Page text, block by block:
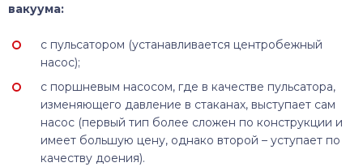
вакуума:
с пульсатором (устанавливается центробежный
насос);
с поршневым насосом, где в качестве пульсатора,
изменяющего давление в стаканах, выступает сам
насос (первый тип более сложен по конструкции и
имеет большую цену, однако второй – уступает по
качеству доения).